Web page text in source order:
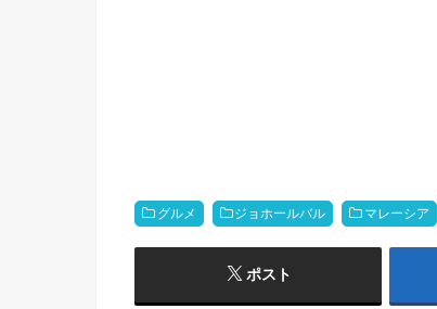
グルメ ジョホールバル マレーシア
ポスト